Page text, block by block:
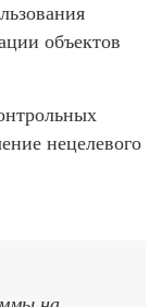
объектов
нецелевого